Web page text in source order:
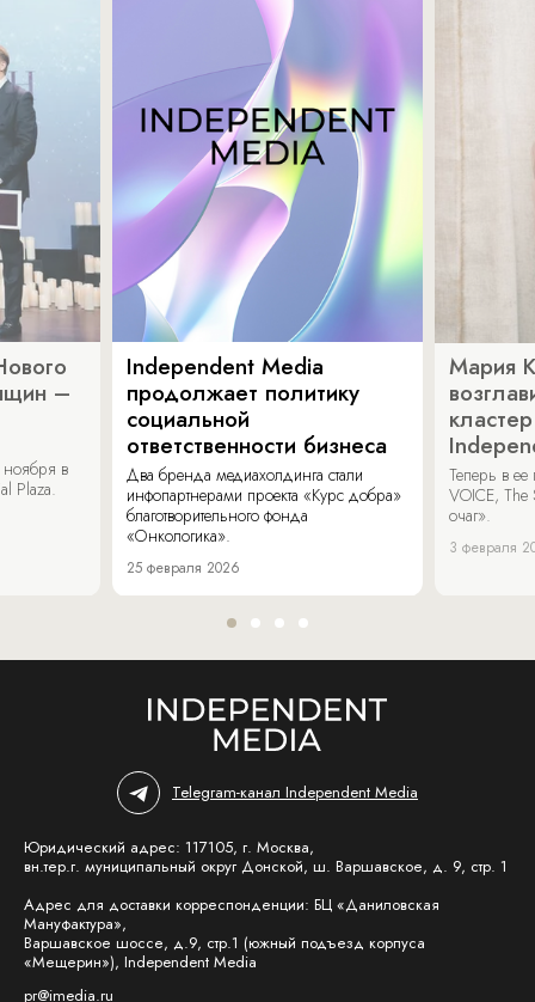
–
ноября в
Plaza.
Independent Media
продолжает политику
социальной
ответственности бизнеса
Два бренда медиахолдинга стали
инфопартнерами проекта «Курс добра»
благотворительного фонда
«Онкологика».
25 февраля 2026
Мария
Теперь в
VOICE,
очаг».
3 февраля
Telegram-канал Independent Media
Юридический адрес: 117105, г. Москва,
вн.тер.г. муниципальный округ Донской, ш. Варшавское, д. 9, стр. 1
Адрес для доставки корреспонденции: БЦ «Даниловская
Мануфактура»,
Варшавское шоссе, д.9, стр.1 (южный подъезд корпуса
«Мещерин»), Independent Media
pr@imedia.ru